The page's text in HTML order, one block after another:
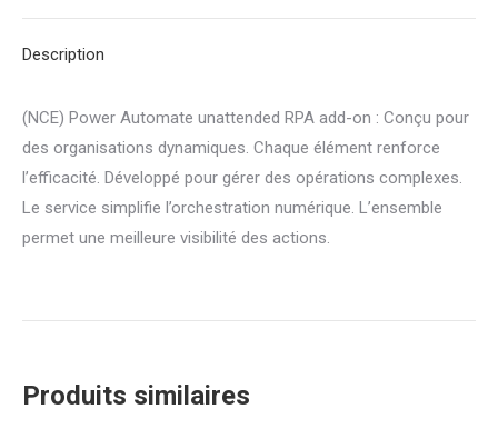
add-
Description
(NCE) Power Automate unattended RPA add-on : Conçu pour
des organisations dynamiques. Chaque élément renforce
l’efficacité. Développé pour gérer des opérations complexes.
Le service simplifie l’orchestration numérique. L’ensemble
permet une meilleure visibilité des actions.
Produits similaires